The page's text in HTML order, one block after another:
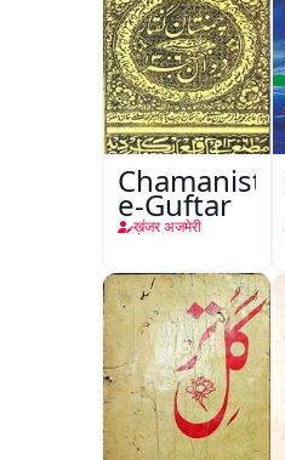
e-Guftar
ख़ंजर अजमेरी